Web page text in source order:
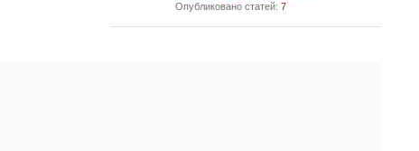
Опубликовано статей: 7